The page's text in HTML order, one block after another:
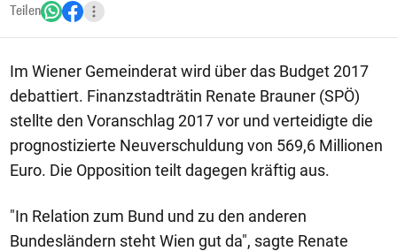
Teilen
Im Wiener Gemeinderat wird über das Budget 2017
debattiert. Finanzstadträtin Renate Brauner (SPÖ)
stellte den Voranschlag 2017 vor und verteidigte die
prognostizierte Neuverschuldung von 569,6 Millionen
Euro. Die Opposition teilt dagegen kräftig aus.
"In Relation zum Bund und zu den anderen
Bundesländern steht Wien gut da", sagte Renate